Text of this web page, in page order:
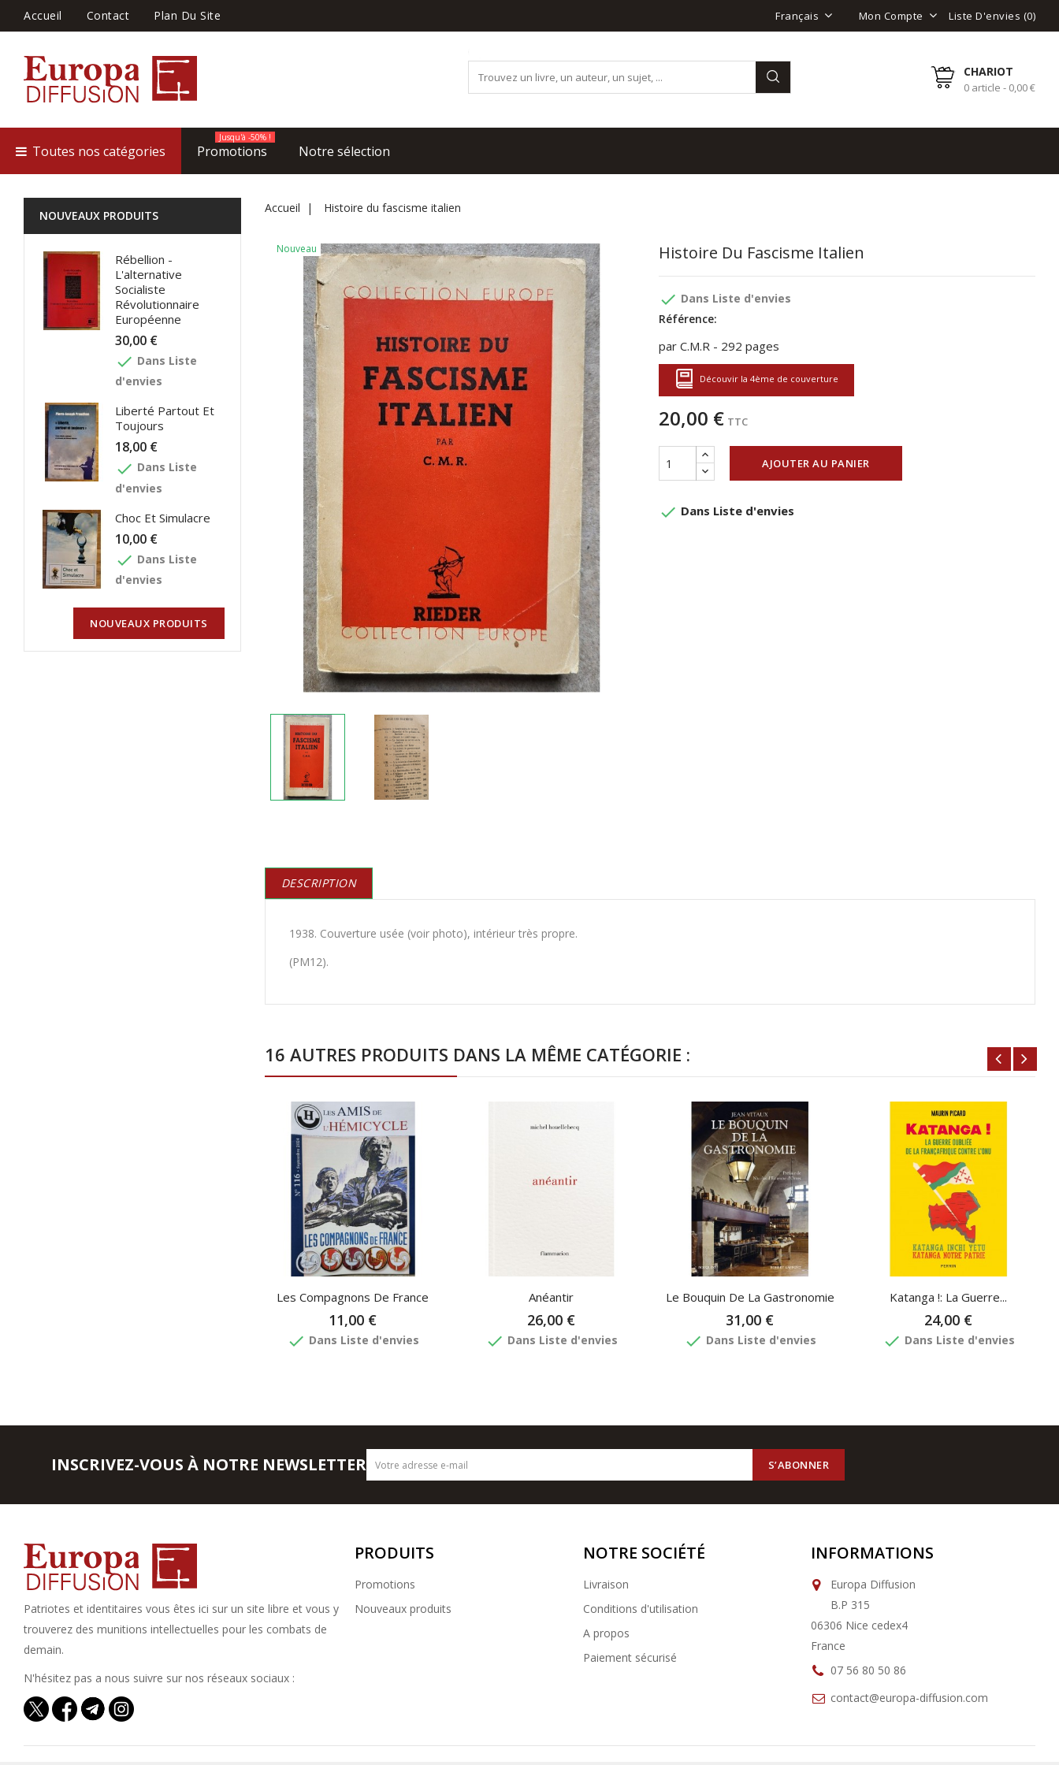
Accueil Contact Plan Du Site Français Mon Compte Liste D'envies (0)
CHARIOT
0 article - 0,00 €
Toutes nos catégories Promotions
Jusqu'à -50% !
Notre sélection
NOUVEAUX PRODUITS
Rébellion -
L'alternative
Socialiste
Révolutionnaire
Européenne
30,00 €
done Dans Liste
d'envies
Liberté Partout Et
Toujours
18,00 €
done Dans Liste
d'envies
Choc Et Simulacre
10,00 €
done Dans Liste
d'envies
NOUVEAUX PRODUITS
Accueil Histoire du fascisme italien
Nouveau Histoire Du Fascisme Italien
done Dans Liste d'envies
Référence:
par C.M.R - 292 pages
Découvir la 4ème de couverture
20,00 € TTC
AJOUTER AU PANIER
done Dans Liste d'envies
DESCRIPTION
1938. Couverture usée (voir photo), intérieur très propre.
(PM12).
16 AUTRES PRODUITS DANS LA MÊME CATÉGORIE :
Les Compagnons De France
11,00 €
done Dans Liste d'envies
Anéantir
26,00 €
done Dans Liste d'envies
Le Bouquin De La Gastronomie
31,00 €
done Dans Liste d'envies
Katanga !: La Guerre...
24,00 €
done Dans Liste d'envies
INSCRIVEZ-VOUS À NOTRE NEWSLETTER
Patriotes et identitaires vous êtes ici sur un site libre et vous y
trouverez des munitions intellectuelles pour les combats de
demain.
N'hésitez pas a nous suivre sur nos réseaux sociaux :
PRODUITS
Promotions
Nouveaux produits
NOTRE SOCIÉTÉ
Livraison
Conditions d'utilisation
A propos
Paiement sécurisé
INFORMATIONS
Europa Diffusion
B.P 315
06306 Nice cedex4
France
07 56 80 50 86
contact@europa-diffusion.com